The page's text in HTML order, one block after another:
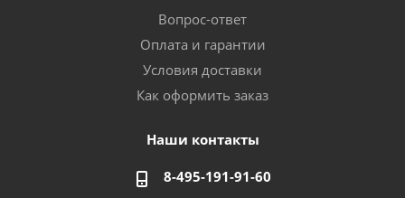
Вопрос-ответ
Оплата и гарантии
Условия доставки
Как оформить заказ
Наши контакты
8-495-191-91-60